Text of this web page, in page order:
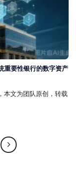
重要性银行的数字资产
本文为团队原创，转载